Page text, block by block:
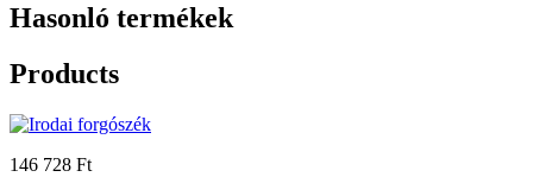
Hasonló termékek
Products
146 728 Ft